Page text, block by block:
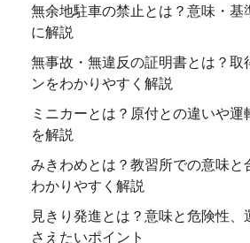
無余地駐車の禁止とは？意味・基
に解説
無事故・無違反の証明書とは？取
ンをわかりやすく解説
ミニカーとは？原付との違いや運
を解説
みきわめとは？教習所での意味と
わかりやすく解説
見きり発進とは？意味と危険性、
さえたいポイント